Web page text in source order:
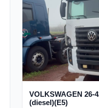
VOLKSWAGEN 26-
(diesel)(E5)